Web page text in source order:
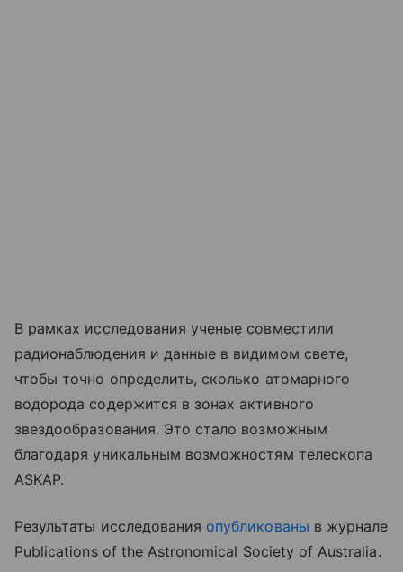
В рамках исследования ученые совместили
радионаблюдения и данные в видимом свете,
чтобы точно определить, сколько атомарного
водорода содержится в зонах активного
звездообразования. Это стало возможным
благодаря уникальным возможностям телескопа
ASKAP.
Результаты исследования опубликованы в журнале
Publications of the Astronomical Society of Australia.